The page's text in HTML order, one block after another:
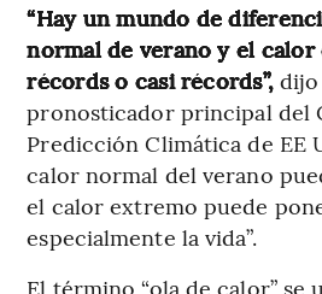
“Hay un mundo de
normal de verano y el
récords o casi récords”, dijo
pronosticador principal del
Predicción Climática de EE
calor normal del verano
el calor extremo puede
especialmente la vida”.
El término “ola de calor” se